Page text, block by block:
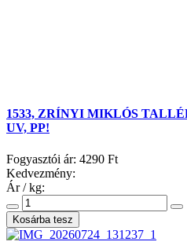
1533, ZRÍNYI MIKLÓS
UV, PP!
Fogyasztói ár: 4290 Ft
Kedvezmény:
Ár / kg: